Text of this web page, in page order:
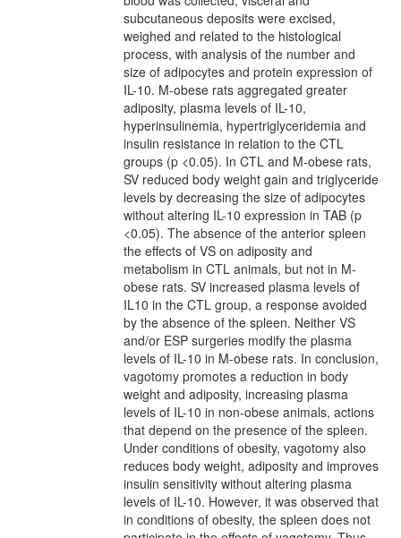
subcutaneous deposits were excised,
weighed and related to the histological
process, with analysis of the number and
size of adipocytes and protein expression of
IL-10. M-obese rats aggregated greater
adiposity, plasma levels of IL-10,
hyperinsulinemia, hypertriglyceridemia and
insulin resistance in relation to the CTL
groups (p <0.05). In CTL and M-obese rats,
SV reduced body weight gain and triglyceride
levels by decreasing the size of adipocytes
without altering IL-10 expression in TAB (p
<0.05). The absence of the anterior spleen
the effects of VS on adiposity and
metabolism in CTL animals, but not in M-
obese rats. SV increased plasma levels of
IL10 in the CTL group, a response avoided
by the absence of the spleen. Neither VS
and/or ESP surgeries modify the plasma
levels of IL-10 in M-obese rats. In conclusion,
vagotomy promotes a reduction in body
weight and adiposity, increasing plasma
levels of IL-10 in non-obese animals, actions
that depend on the presence of the spleen.
Under conditions of obesity, vagotomy also
reduces body weight, adiposity and improves
insulin sensitivity without altering plasma
levels of IL-10. However, it was observed that
in conditions of obesity, the spleen does not